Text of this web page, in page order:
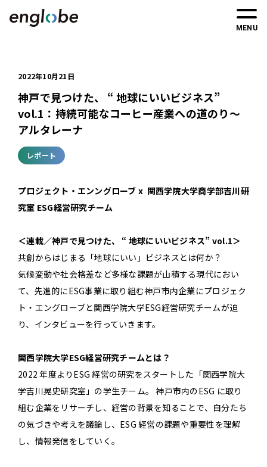
MENU
2022年10月21日
神戸で見つけた、 “ 地球にいいビジネス”
vol.1：持続可能なコーヒー産業への道のり〜
アルタレーナ
レポート
プロジェクト・エンングローブ x 関西学院大学商学部吉川研
究室 ESG経営研究チーム
＜連載／神戸で見つけた、 “ 地球にいいビジネス” vol.1＞
共創からはじまる「地球にいい」ビジネスとは何か？
気候変動や社会格差など多様な課題が山積する現代におい
て、先進的にESG事業に取り組む神戸市内企業にプロジェク
ト・エングローブと関西学院大学ESG経営研究チームが迫
り、インタビューを行っていきます。
関西学院大学ESG経営研究チームとは？
2022 年度よりESG 経営の研究をスタートした「関西学院大
学吉川晃史研究室」の学生チーム。 神戸市内のESG に取り
組む企業をリサーチし、経営の背景を知ることで、自分たち
の気づきや考えを議論し、ESG 経営の課題や重要性を理解
し、情報発信をしていく。